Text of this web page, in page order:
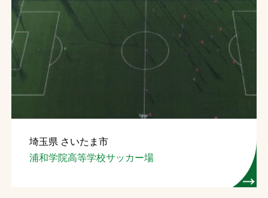
埼玉県 さいたま市
浦和学院高等学校サッカー場